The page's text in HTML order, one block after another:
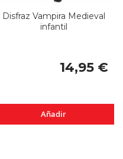
Disfraz Vampira Medieval
infantil
14,95 €
Añadir